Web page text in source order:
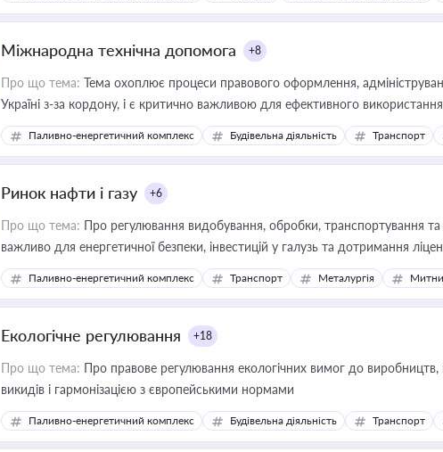
Міжнародна технічна допомога +8
Про що тема: Тема охоплює процеси правового оформлення,
Україні з-за кордону, і є критично важливою для ефективного
інфраструктурних проєктів
Паливно-енергетичний комплекс Будівельна діяльність Транспорт
Ринок нафти і газу +6
Про що тема: Про регулювання видобування, обробки, транспортування
важливо для енергетичної безпеки, інвестицій у галузь та дотримання
Паливно-енергетичний комплекс Транспорт Металургія
Екологічне регулювання +18
Про що тема: Про правове регулювання екологічних вимог до
викидів і гармонізацією з європейськими нормами
Паливно-енергетичний комплекс Будівельна діяльність Транспорт